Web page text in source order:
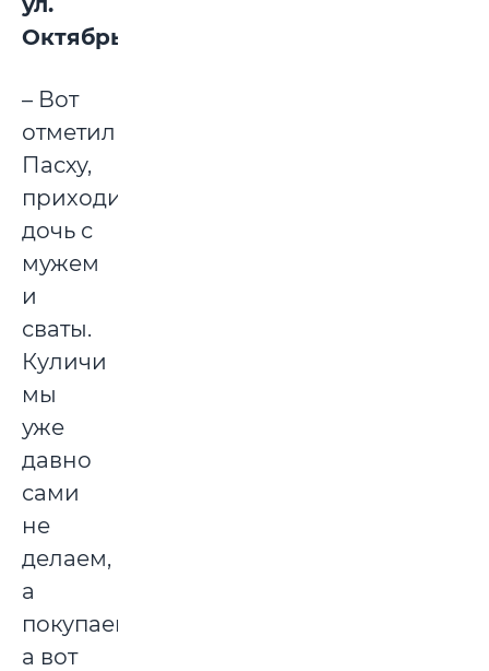
Октябрьская:
– Вот
отметили
Пасху,
приходили
дочь с
мужем
и
сваты.
Куличи
мы
уже
давно
сами
не
делаем,
а
покупаем,
а вот